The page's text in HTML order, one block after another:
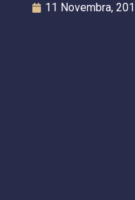
11 Novembra,